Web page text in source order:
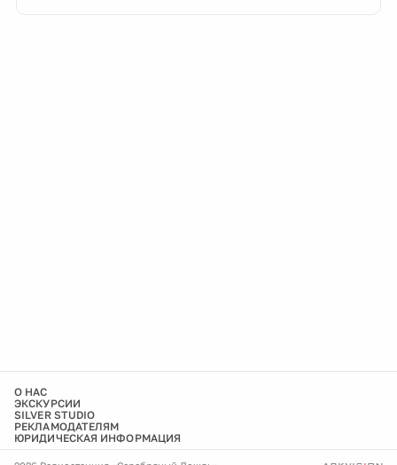
О НАС
ЭКСКУРСИИ
SILVER STUDIO
РЕКЛАМОДАТЕЛЯМ
ЮРИДИЧЕСКАЯ ИНФОРМАЦИЯ